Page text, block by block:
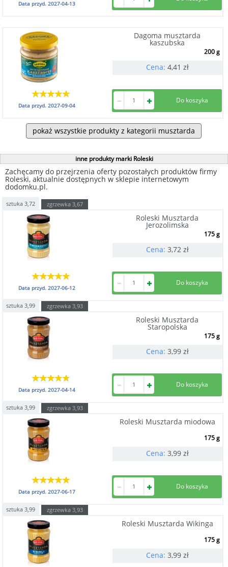
Data przyd.2027-04-13
Dagoma musztarda
kaszubska
200 g
Cena: 4,41 zł
Data przyd.2027-09-04
pokaż wszystkie produkty z kategorii musztarda
inne produkty marki Roleski
Zachęcamy do przejrzenia oferty pozostałych produktów firmy
Roleski, aktualnie dostępnych w sklepie internetowym
dodomku.pl.
sztuka 3,72 zgrzewka 3,67
Roleski Musztarda
Jerozolimska
175 g
Cena: 3,72 zł
Data przyd.2027-06-12
sztuka 3,99 zgrzewka 3,93
Roleski Musztarda
Staropolska
175 g
Cena: 3,99 zł
Data przyd.2027-04-14
sztuka 3,99 zgrzewka 3,93
Roleski Musztarda miodowa
175 g
Cena: 3,99 zł
Data przyd.2027-06-17
sztuka 3,99 zgrzewka 3,93
Roleski Musztarda Wikinga
175 g
Cena: 3,99 zł